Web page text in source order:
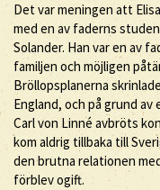
Det var meningen att
med en av faderns
Solander. Han var en av
familjen och möjligen
Bröllopsplanerna
England, och på grund
Carl von Linné avbröts
kom aldrig tillbaka till
den brutna relationen
förblev ogift.